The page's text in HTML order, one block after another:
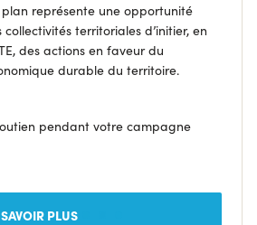
représente une opportunité
territoriales d’initier, en
des actions en faveur du
durable du territoire.
pendant votre campagne
PLUS